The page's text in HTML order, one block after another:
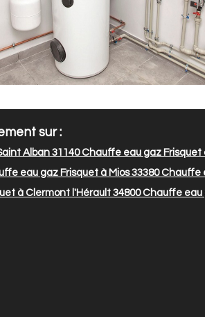
sur :
Alban 31140Chauffe eau gaz Frisquet
eau gaz Frisquet à Mios 33380Chauffe
à Clermont l'Hérault 34800Chauffe eau